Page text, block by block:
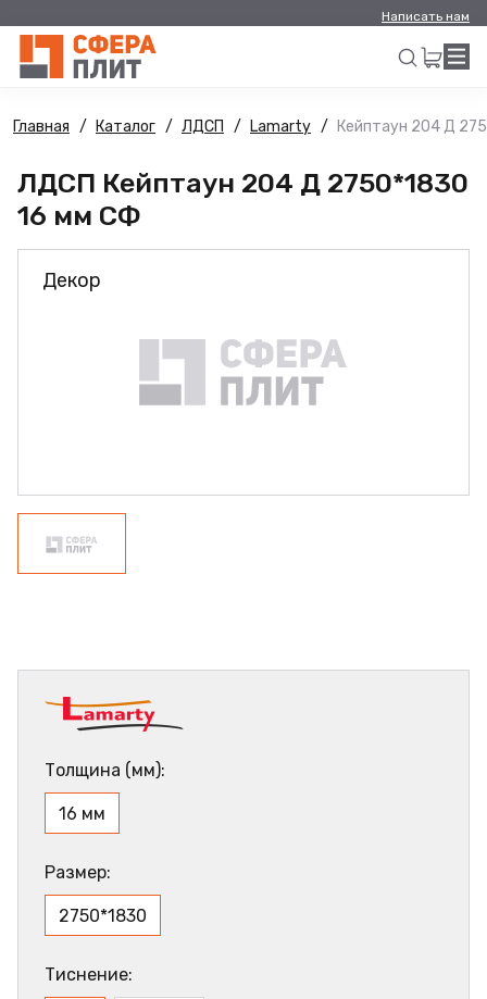
Написать нам
Искать
Главная Каталог ЛДСП Lamarty Кейптаун 204 Д
ЛДСП Кейптаун 204 Д 2750*1830
16 мм СФ
Декор
Толщина (мм):
16 мм
Размер:
2750*1830
Тиснение: